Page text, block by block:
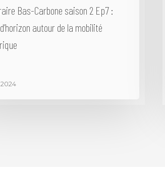
Bas-Carbone saison 2 Ep7 :
autour de la mobilité